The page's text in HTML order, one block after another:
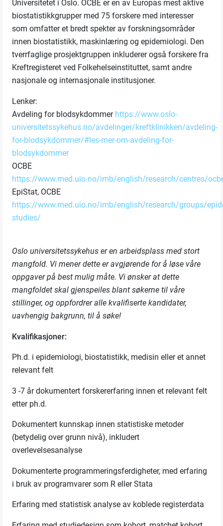
Universitetet i Oslo. OCBE er en av Europas mest aktive
biostatistikkgrupper med 75 forskere med interesser
som omfatter et bredt spekter av forskningsområder
innen biostatistikk, maskinlæring og epidemiologi. Den
tverrfaglige prosjektgruppen inkluderer også forskere fra
Kreftregisteret ved Folkehelseinstituttet, samt andre
nasjonale og internasjonale institusjoner.
Lenker:
Avdeling for blodsykdommer https://www.oslo-
universitetssykehus.no/avdelinger/kreftklinikken/avdeling-
for-blodsykdommer/#les-mer-om-avdeling-for-
blodsykdommer
OCBE
https://www.med.uio.no/imb/english/research/centres/
EpiStat, OCBE
https://www.med.uio.no/imb/english/research/groups/
studies/
Oslo universitetssykehus er en arbeidsplass med stort
mangfold. Vi mener dette er avgjørende for å løse våre
oppgaver på best mulig måte. Vi ønsker at dette
mangfoldet skal gjenspeiles blant søkerne til våre
stillinger, og oppfordrer alle kvalifiserte kandidater,
uavhengig bakgrunn, til å søke!
Kvalifikasjoner:
Ph.d. i epidemiologi, biostatistikk, medisin eller et annet
relevant felt
3 -7 år dokumentert forskererfaring innen et relevant felt
etter ph.d.
Dokumentert kunnskap innen statistiske metoder
(betydelig over grunn nivå), inkludert
overlevelsesanalyse
Dokumenterte programmeringsferdigheter, med erfaring
i bruk av programvarer som R eller Stata
Erfaring med statistisk analyse av koblede registerdata